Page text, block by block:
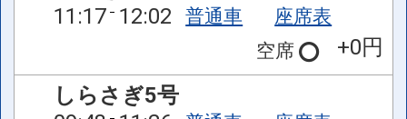
11:17 12:02 普通車
座席表
空席
+0円
しらさぎ5号